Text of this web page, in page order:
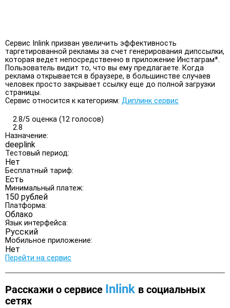
Сервис Inlink призван увеличить эффективность
таргетированной рекламы за счет генерирования дипссылки,
которая ведет непосредственно в приложение Инстаграм*.
Пользователь видит то, что вы ему предлагаете. Когда
реклама открывается в браузере, в большинстве случаев
человек просто закрывает ссылку еще до полной загрузки
страницы.
Сервис относится к категориям: Диплинк сервис
2.8/5 оценка (12 голосов)
2.8
Назначение:
deeplink
Тестовый период:
Нет
Бесплатный тариф:
Есть
Минимальный платеж:
150 рублей
Платформа:
Облако
Язык интерфейса:
Русский
Мобильное приложение:
Нет
Перейти на сервис
Расскажи о сервисе Inlink в социальных
сетях